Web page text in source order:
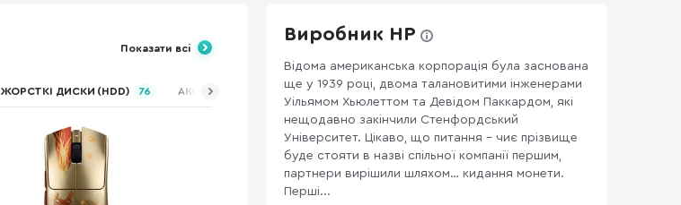
Показати всі
ЖОРСТКІ ДИСКИ (HDD) 76 АКСЕСУАРИ ДЛЯ МОНІТОРІВ ТА ВІДЕОКАБЕЛІ 233 ДЖОЙСТИКИ, РУЛІ ТА ГЕЙМПАДИ
Виробник HP
Відома американська корпорація була заснована
ще у 1939 році, двома талановитими інженерами
Уільямом Хьюлеттом та Девідом Паккардом, які
нещодавно закінчили Стенфордський
Університет. Цікаво, що питання – чиє прізвище
буде стояти в назві спільної компанії першим,
партнери вирішили шляхом… кидання монети.
Перші...